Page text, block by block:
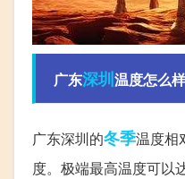
广东深圳温度怎么
广东深圳的冬季温度相
度。极端最高温度可以